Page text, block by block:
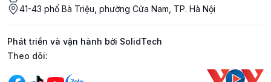
41-43 phố Bà Triệu, phường Cửa Nam, TP. Hà Nội
Phát triển và vận hành bởi SolidTech
Mạng xã hội
Theo dõi: